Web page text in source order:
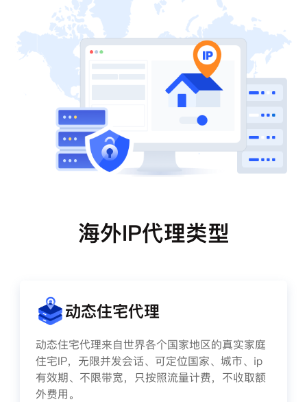
海外IP代理类型
动态住宅代理
动态住宅代理来自世界各个国家地区的真实家庭
住宅IP，无限并发会话、可定位国家、城市、ip
有效期、不限带宽，只按照流量计费，不收取额
外费用。